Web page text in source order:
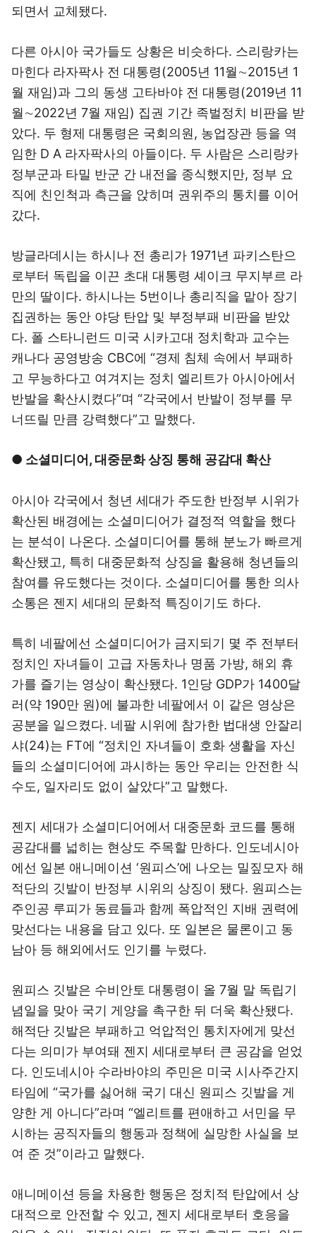
되면서 교체됐다.
다른 아시아 국가들도 상황은 비슷하다. 스리랑카는
마힌다 라자팍사 전 대통령(2005년 11월∼2015년 1
월 재임)과 그의 동생 고타바야 전 대통령(2019년 11
월∼2022년 7월 재임) 집권 기간 족벌정치 비판을 받
았다. 두 형제 대통령은 국회의원, 농업장관 등을 역
임한 D A 라자팍사의 아들이다. 두 사람은 스리랑카
정부군과 타밀 반군 간 내전을 종식했지만, 정부 요
직에 친인척과 측근을 앉히며 권위주의 통치를 이어
갔다.
방글라데시는 하시나 전 총리가 1971년 파키스탄으
로부터 독립을 이끈 초대 대통령 셰이크 무지부르 라
만의 딸이다. 하시나는 5번이나 총리직을 맡아 장기
집권하는 동안 야당 탄압 및 부정부패 비판을 받았
다. 폴 스타니런드 미국 시카고대 정치학과 교수는
캐나다 공영방송 CBC에 “경제 침체 속에서 부패하
고 무능하다고 여겨지는 정치 엘리트가 아시아에서
반발을 확산시켰다”며 “각국에서 반발이 정부를 무
너뜨릴 만큼 강력했다”고 말했다.
● 소셜미디어, 대중문화 상징 통해 공감대 확산
아시아 각국에서 청년 세대가 주도한 반정부 시위가
확산된 배경에는 소셜미디어가 결정적 역할을 했다
는 분석이 나온다. 소셜미디어를 통해 분노가 빠르게
확산됐고, 특히 대중문화적 상징을 활용해 청년들의
참여를 유도했다는 것이다. 소셜미디어를 통한 의사
소통은 젠지 세대의 문화적 특징이기도 하다.
특히 네팔에선 소셜미디어가 금지되기 몇 주 전부터
정치인 자녀들이 고급 자동차나 명품 가방, 해외 휴
가를 즐기는 영상이 확산됐다. 1인당 GDP가 1400달
러(약 190만 원)에 불과한 네팔에서 이 같은 영상은
공분을 일으켰다. 네팔 시위에 참가한 법대생 안잘리
샤(24)는 FT에 “정치인 자녀들이 호화 생활을 자신
들의 소셜미디어에 과시하는 동안 우리는 안전한 식
수도, 일자리도 없이 살았다”고 말했다.
젠지 세대가 소셜미디어에서 대중문화 코드를 통해
공감대를 넓히는 현상도 주목할 만하다. 인도네시아
에선 일본 애니메이션 ‘원피스’에 나오는 밀짚모자 해
적단의 깃발이 반정부 시위의 상징이 됐다. 원피스는
주인공 루피가 동료들과 함께 폭압적인 지배 권력에
맞선다는 내용을 담고 있다. 또 일본은 물론이고 동
남아 등 해외에서도 인기를 누렸다.
원피스 깃발은 수비안토 대통령이 올 7월 말 독립기
념일을 맞아 국기 게양을 촉구한 뒤 더욱 확산됐다.
해적단 깃발은 부패하고 억압적인 통치자에게 맞선
다는 의미가 부여돼 젠지 세대로부터 큰 공감을 얻었
다. 인도네시아 수라바야의 주민은 미국 시사주간지
타임에 “국가를 싫어해 국기 대신 원피스 깃발을 게
양한 게 아니다”라며 “엘리트를 편애하고 서민을 무
시하는 공직자들의 행동과 정책에 실망한 사실을 보
여 준 것”이라고 말했다.
애니메이션 등을 차용한 행동은 정치적 탄압에서 상
대적으로 안전할 수 있고, 젠지 세대로부터 호응을